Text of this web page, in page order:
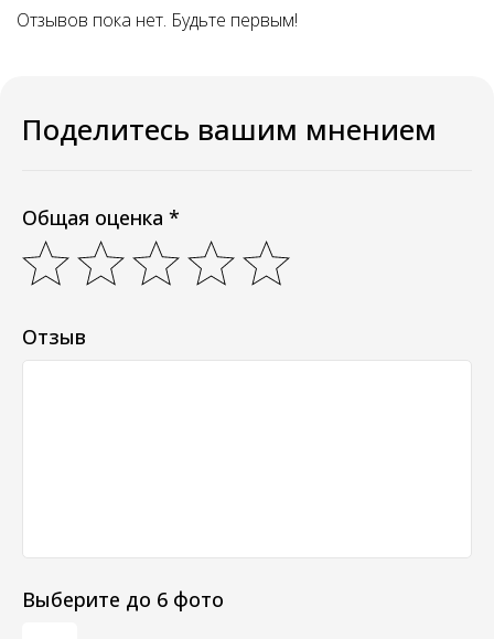
Отзывов пока нет. Будьте первым!
Поделитесь вашим мнением
Общая оценка *
Отзыв
Выберите до 6 фото